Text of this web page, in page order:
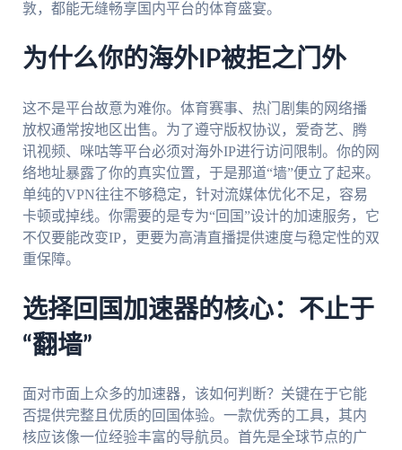
敦，都能无缝畅享国内平台的体育盛宴。
为什么你的海外IP被拒之门外
这不是平台故意为难你。体育赛事、热门剧集的网络播
放权通常按地区出售。为了遵守版权协议，爱奇艺、腾
讯视频、咪咕等平台必须对海外IP进行访问限制。你的网
络地址暴露了你的真实位置，于是那道“墙”便立了起来。
单纯的VPN往往不够稳定，针对流媒体优化不足，容易
卡顿或掉线。你需要的是专为“回国”设计的加速服务，它
不仅要能改变IP，更要为高清直播提供速度与稳定性的双
重保障。
选择回国加速器的核心：不止于
“翻墙”
面对市面上众多的加速器，该如何判断？关键在于它能
否提供完整且优质的回国体验。一款优秀的工具，其内
核应该像一位经验丰富的导航员。首先是全球节点的广